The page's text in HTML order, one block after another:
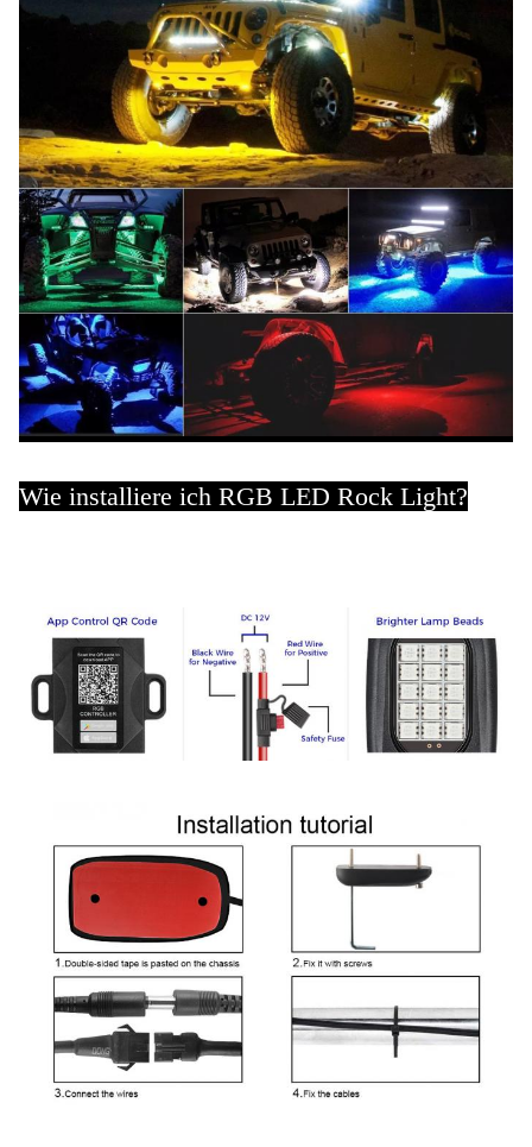
Wie installiere ich RGB LED Rock Light?